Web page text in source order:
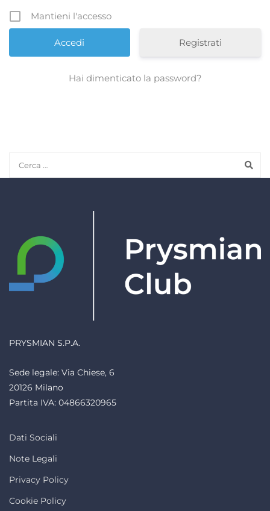
Mantieni l'accesso
Registrati
Hai dimenticato la password?
PRYSMIAN S.P.A.
Sede legale: Via Chiese, 6
20126 Milano
Partita IVA: 04866320965
Dati Sociali
Note Legali
Privacy Policy
Cookie Policy